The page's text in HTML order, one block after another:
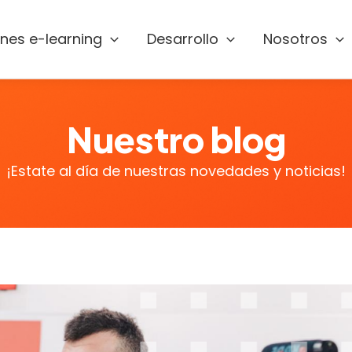
e-learning Desarrollo Nosotros
Nuestro blog
¡Estate al día de nuestras novedades y noticias!